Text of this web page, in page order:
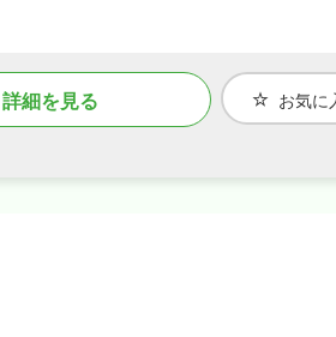
詳細を見る お気に